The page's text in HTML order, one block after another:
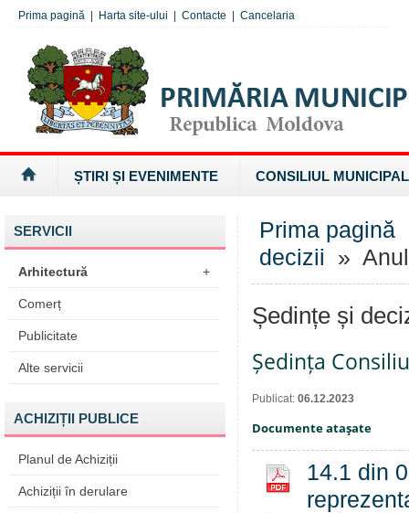
Prima pagină Harta site-ului Contacte Cancelaria
ȘTIRI ȘI EVENIMENTE CONSILIUL MUNICIPAL
SERVICII
Arhitectură +
Comerț
Publicitate
Alte servicii
ACHIZIȚII PUBLICE
Planul de Achiziții
Achiziții în derulare
Prima pagină
decizii »
Ședințe și
Ședința
Publicat: 06.12.2023
Documente ataşate
14.1 din